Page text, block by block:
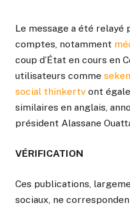
Le message a été relayé
comptes, notamment
coup d’État en cours en
utilisateurs comme
social thinkertv ont
similaires en anglais,
président Alassane
VÉRIFICATION
Ces publications,
sociaux, ne